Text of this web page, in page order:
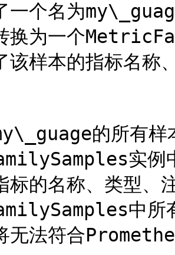
一个名为
换为一个
该样本的指标名称
的所有样
实例
标的名称、类型、
中所
无法符合